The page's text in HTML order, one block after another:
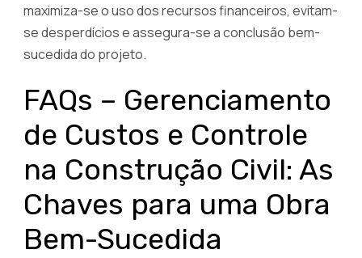
maximiza-se o uso dos recursos financeiros, evitam-
se desperdícios e assegura-se a conclusão bem-
sucedida do projeto.
FAQs – Gerenciamento
de Custos e Controle
na Construção Civil: As
Chaves para uma Obra
Bem-Sucedida